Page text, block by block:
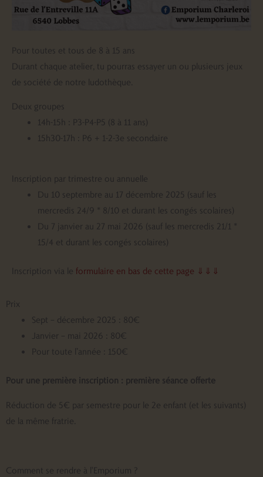
Pour toutes et tous de 8 à 15 ans
Durant chaque atelier, tu pourras essayer un ou plusieurs jeux
de société de notre ludothèque.
Deux groupes
14h-15h : P3-P4-P5 (8 à 11 ans)
15h30-17h : P6 + 1-2-3e secondaire
Inscription par trimestre ou annuelle
Du 10 septembre au 17 décembre 2025 (sauf les
mercredis 24/9 * 8/10 et durant les congés scolaires)
Du 7 janvier au 27 mai 2026 (sauf les mercredis 21/1 *
15/4 et durant les congés scolaires)
Inscription via le formulaire en bas de cette page ⇓⇓⇓
Prix
Sept – décembre 2025 : 80€
Janvier – mai 2026 : 80€
Pour toute l’année : 150€
Pour une première inscription : première séance offerte
Réduction de 5€ par semestre pour le 2e enfant (et les suivants)
de la même fratrie.
Comment se rendre à l'Emporium ?